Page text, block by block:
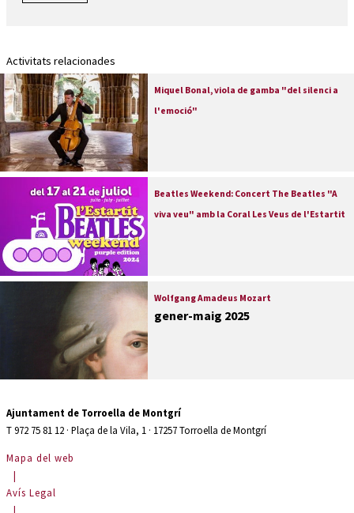
Activitats relacionades
Miquel Bonal, viola de gamba "del silenci a
l'emoció"
Beatles Weekend: Concert The Beatles "A
viva veu" amb la Coral Les Veus de l'Estartit
Wolfgang Amadeus Mozart
gener-maig 2025
Ajuntament de Torroella de Montgrí
T 972 75 81 12 · Plaça de la Vila, 1 · 17257 Torroella de Montgrí
Mapa del web
|
Avís Legal
|